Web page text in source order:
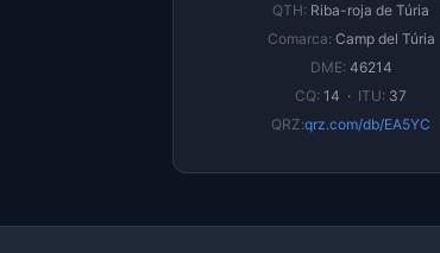
QTH: Riba-roja de Túria
Comarca: Camp del Túria
DME: 46214
CQ: 14 · ITU: 37
QRZ:qrz.com/db/EA5YC